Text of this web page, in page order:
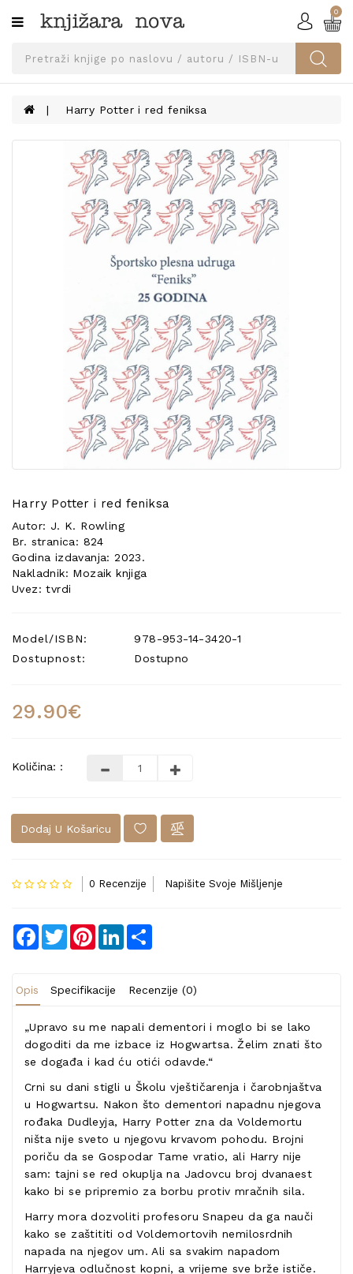
Kategorije
SVEUČILIŠNA
UDŽBENICI
KNJIGE
PRIBOR
0
Harry Potter i red feniksa
Harry Potter i red feniksa
Autor: J. K. Rowling
Br. stranica: 824
Godina izdavanja: 2023.
Nakladnik: Mozaik knjiga
Uvez: tvrdi
Model/ISBN:
978-953-14-3420-1
Dostupnost:
Dostupno
29.90€
Količina: :
Dodaj U Košaricu
0 Recenzije Napišite Svoje Mišljenje
Facebook
TwitterPinterestLinkedIn
Opis Specifikacije Recenzije (0)
„Upravo su me napali dementori i moglo bi se lako
dogoditi da me izbace iz Hogwartsa. Želim znati što
se događa i kad ću otići odavde.“
Crni su dani stigli u Školu vještičarenja i čarobnjaštva
u Hogwartsu. Nakon što dementori napadnu njegova
rođaka Dudleyja, Harry Potter zna da Voldemortu
ništa nije sveto u njegovu krvavom pohodu. Brojni
poriču da se Gospodar Tame vratio, ali Harry nije
sam: tajni se red okuplja na Jadovcu broj dvanaest
kako bi se pripremio za borbu protiv mračnih sila.
Harry mora dozvoliti profesoru Snapeu da ga nauči
kako se zaštititi od Voldemortovih nemilosrdnih
napada na njegov um. Ali sa svakim napadom
Harryjeva odlučnost kopni, a vrijeme sve brže ističe.